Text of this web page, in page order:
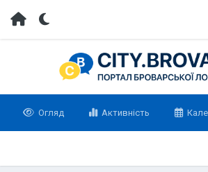
Огляд Активність